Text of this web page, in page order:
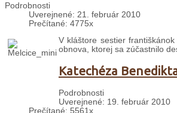
Podrobnosti
Uverejnené: 21. február 2010
Prečítané: 4775x
V kláštore sestier
obnova, ktorej sa zúčastnilo
Katechéza
Podrobnosti
Uverejnené: 19. február 2010
Prečítané: 5561x